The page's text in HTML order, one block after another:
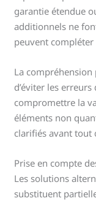
garantie étendue
additionnels ne
peuvent compléter
La compréhension
d’éviter les
compromettre la
éléments non
clarifiés avant tout
Prise en compte
Les solutions
substituent